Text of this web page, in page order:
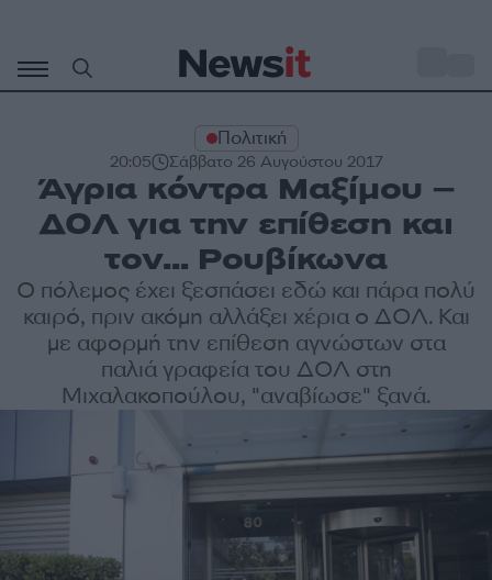
περιεχόμενο
Πολιτική
20:05 Σάββατο 26 Αυγούστου 2017
Άγρια κόντρα Μαξίμου –
ΔΟΛ για την επίθεση και
τον… Ρουβίκωνα
Ο πόλεμος έχει ξεσπάσει εδώ και πάρα πολύ
καιρό, πριν ακόμη αλλάξει χέρια ο ΔΟΛ. Και
με αφορμή την επίθεση αγνώστων στα
παλιά γραφεία του ΔΟΛ στη
Μιχαλακοπούλου, "αναβίωσε" ξανά.